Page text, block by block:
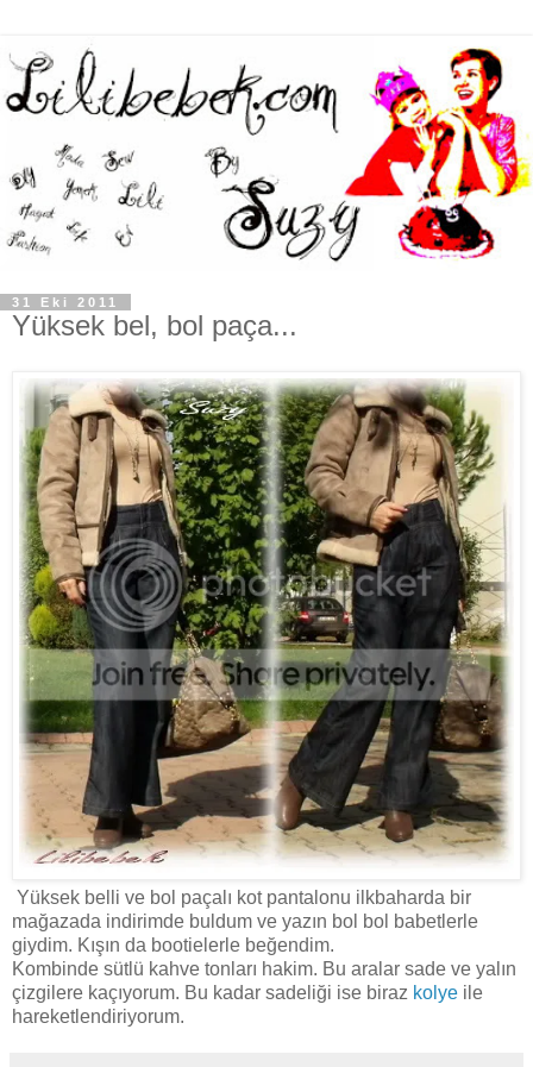
31 Eki 2011
Yüksek bel, bol paça...
Yüksek belli ve bol paçalı kot pantalonu ilkbaharda bir
mağazada indirimde buldum ve yazın bol bol babetlerle
giydim. Kışın da bootielerle beğendim.
Kombinde sütlü kahve tonları hakim. Bu aralar sade ve yalın
çizgilere kaçıyorum. Bu kadar sadeliği ise biraz kolye ile
hareketlendiriyorum.